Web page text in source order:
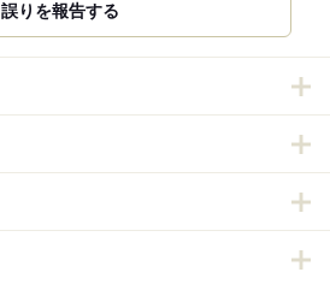
誤りを報告する